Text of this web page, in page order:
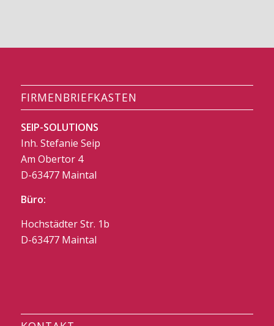
FIRMENBRIEFKASTEN
SEIP-SOLUTIONS
Inh. Stefanie Seip
Am Obertor 4
D-63477 Maintal
Büro:
Hochstädter Str. 1b
D-63477 Maintal